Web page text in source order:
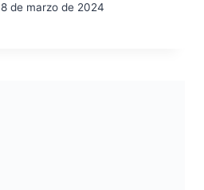
8 de marzo de 2024